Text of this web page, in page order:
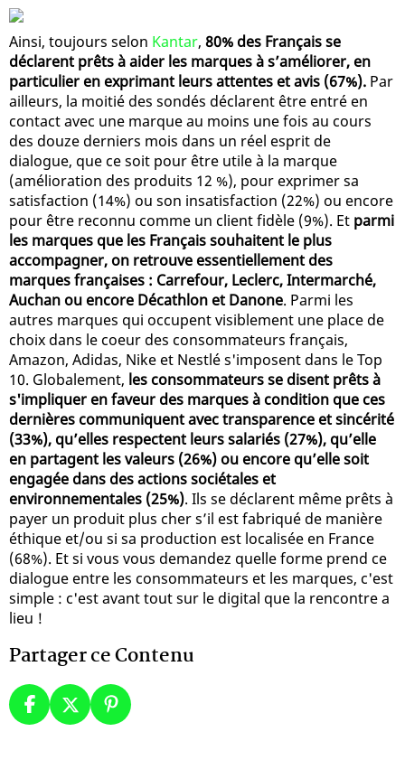
Ainsi, toujours selon Kantar, 80% des Français se
déclarent prêts à aider les marques à s’améliorer, en
particulier en exprimant leurs attentes et avis (67%). Par
ailleurs, la moitié des sondés déclarent être entré en
contact avec une marque au moins une fois au cours
des douze derniers mois dans un réel esprit de
dialogue, que ce soit pour être utile à la marque
(amélioration des produits 12 %), pour exprimer sa
satisfaction (14%) ou son insatisfaction (22%) ou encore
pour être reconnu comme un client fidèle (9%). Et parmi
les marques que les Français souhaitent le plus
accompagner, on retrouve essentiellement des
marques françaises : Carrefour, Leclerc, Intermarché,
Auchan ou encore Décathlon et Danone. Parmi les
autres marques qui occupent visiblement une place de
choix dans le coeur des consommateurs français,
Amazon, Adidas, Nike et Nestlé s'imposent dans le Top
10. Globalement, les consommateurs se disent prêts à
s'impliquer en faveur des marques à condition que ces
dernières communiquent avec transparence et sincérité
(33%), qu’elles respectent leurs salariés (27%), qu’elle
en partagent les valeurs (26%) ou encore qu’elle soit
engagée dans des actions sociétales et
environnementales (25%). Ils se déclarent même prêts à
payer un produit plus cher s’il est fabriqué de manière
éthique et/ou si sa production est localisée en France
(68%). Et si vous vous demandez quelle forme prend ce
dialogue entre les consommateurs et les marques, c'est
simple : c'est avant tout sur le digital que la rencontre a
lieu !
Partager ce Contenu